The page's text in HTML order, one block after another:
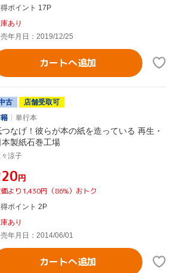
ポイント 17P
あり
年月日：2019/12/25
カートへ追加
古
店舗受取可
単行本
つなげ！彼らが本の紙を造っている 再生・
本製紙石巻工場
涼子
円
より1,430円（86%）おトク
ポイント 2P
あり
年月日：2014/06/01
カートへ追加